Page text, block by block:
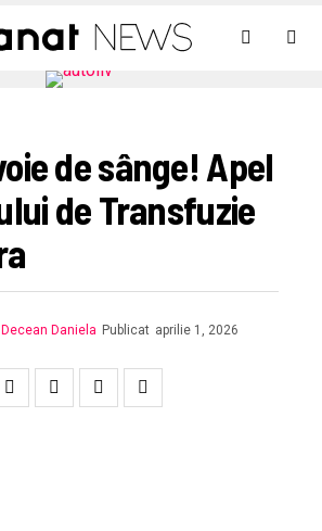
de sânge! Apel
de Transfuzie
Decean Daniela Publicat aprilie 1, 2026